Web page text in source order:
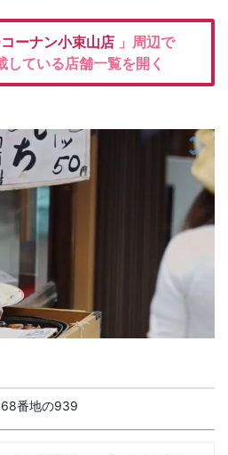
ーナン小束山店 」周辺で
している店舗一覧を開く
番地の939